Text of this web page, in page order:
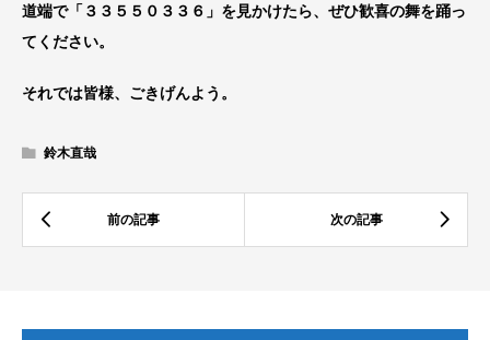
道端で「３３５５０３３６」を見かけたら、ぜひ歓喜の舞を踊っ
てください。
それでは皆様、ごきげんよう。
鈴木直哉